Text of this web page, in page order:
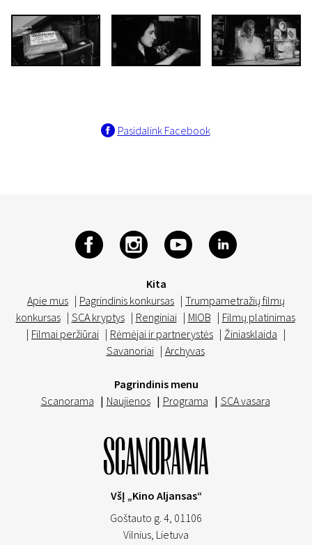
Pasidalink Facebook
Kita
Apie mus | Pagrindinis konkursas | Trumpametražių filmų
konkursas | SCA kryptys | Renginiai | MIOB | Filmų platinimas
| Filmai peržiūrai | Rėmėjai ir partnerystės | Žiniasklaida |
Savanoriai | Archyvas
Pagrindinis menu
Scanorama | Naujienos | Programa | SCA vasara
VšĮ „Kino Aljansas“
Goštauto g. 4, 01106
Vilnius, Lietuva